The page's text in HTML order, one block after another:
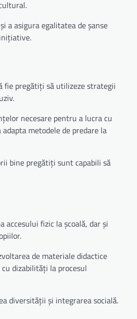
a asigura egalitatea de șanse
fie pregătiți să utilizeze strategii
necesare pentru a lucra cu
metodele de predare la
bine pregătiți sunt capabili să
accesului fizic la școală, dar și
de materiale didactice
dizabilități la procesul
diversității și integrarea socială.